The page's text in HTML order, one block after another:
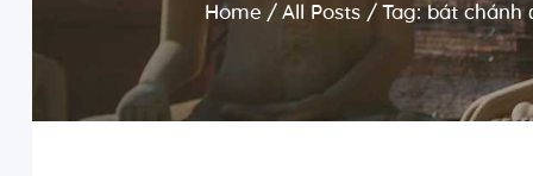
Home All Posts Tag: bát chánh